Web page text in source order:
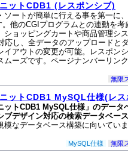
ットCDB1 (レスポンシブ)
ソートが簡単に行える事を第一に
他のCGIプログラムとの連動を
ショッピングカートや商品管理シ
応し、全データのアップロードと
イアウトの変更が可能。レスポン
ムーズです。ページナンバーリン
無限
ットCDB1 MySQL仕様(レス
ットCDB1 MySQL仕様」のデー
デザイン対応の検索データベー
模なデータベース構築に向いてい
MySQL仕様 無限